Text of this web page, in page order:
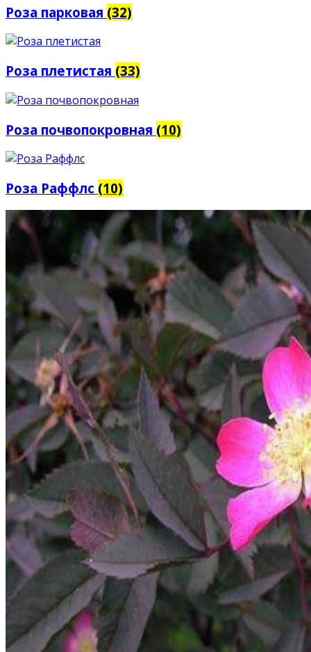
Роза парковая (32)
Роза плетистая (33)
Роза почвопокровная (10)
Роза Раффлс (10)